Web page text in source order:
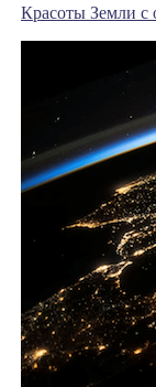
Красоты Земли с